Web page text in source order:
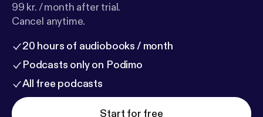
99 kr. / month after trial.
Cancel anytime.
20 hours of audiobooks / month
Podcasts only on Podimo
All free podcasts
Start for free